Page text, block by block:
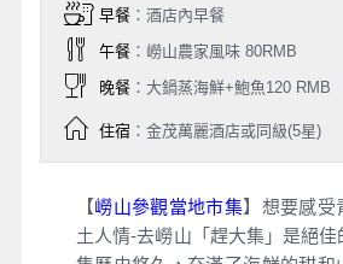
早餐：酒店內早餐
午餐：嶗山農家風味 80RMB
晚餐：大鍋蒸海鮮+鮑魚120 RMB
住宿：金茂萬麗酒店或同級(5星)
【嶗山參觀當地市集】想要感受
土人情-去嶗山「趕大集」是絕